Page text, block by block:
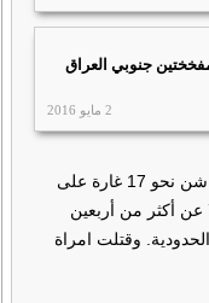
2 مايو 2016
وبقصف اليوم، يكون الطيران الإسرائيلي قد شن نحو 17 غارة على
أكثر من أربعين
وقتلت امراة